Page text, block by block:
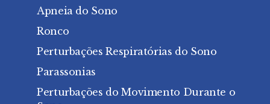
Apneia do Sono
Ronco
Perturbações Respiratórias do Sono
Parassonias
Perturbações do Movimento Durante o